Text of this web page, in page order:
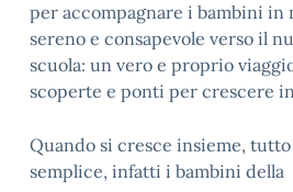
per accompagnare i bambini in
sereno e consapevole verso il
scuola: un vero e proprio
scoperte e ponti per crescere
Quando si cresce insieme,
semplice, infatti i bambini della